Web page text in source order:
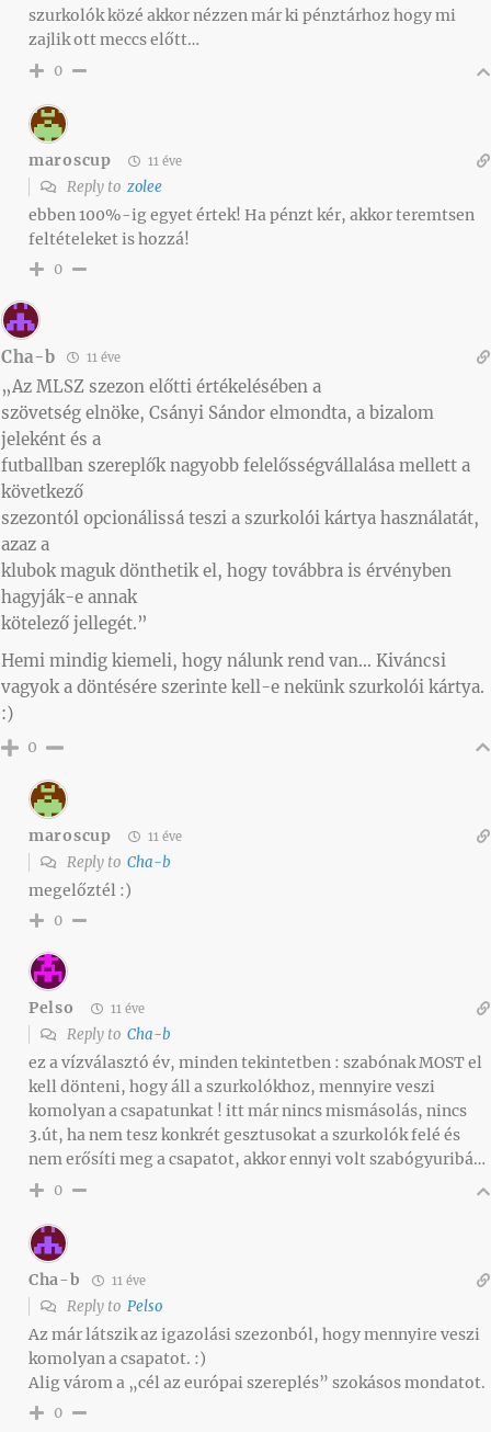
szurkolók közé akkor nézzen már ki pénztárhoz hogy mi
zajlik ott meccs előtt…
0
maroscup 11 éve
Reply to zolee
ebben 100%-ig egyet értek! Ha pénzt kér, akkor teremtsen
feltételeket is hozzá!
0
Cha-b 11 éve
„Az MLSZ szezon előtti értékelésében a
szövetség elnöke, Csányi Sándor elmondta, a bizalom
jeleként és a
futballban szereplők nagyobb felelősségvállalása mellett a
következő
szezontól opcionálissá teszi a szurkolói kártya használatát,
azaz a
klubok maguk dönthetik el, hogy továbbra is érvényben
hagyják-e annak
kötelező jellegét.”
Hemi mindig kiemeli, hogy nálunk rend van… Kiváncsi
vagyok a döntésére szerinte kell-e nekünk szurkolói kártya.
:)
0
maroscup 11 éve
Reply to Cha-b
megelőztél :)
0
Pelso 11 éve
Reply to Cha-b
ez a vízválasztó év, minden tekintetben : szabónak MOST el
kell dönteni, hogy áll a szurkolókhoz, mennyire veszi
komolyan a csapatunkat ! itt már nincs mismásolás, nincs
3.út, ha nem tesz konkrét gesztusokat a szurkolók felé és
nem erősíti meg a csapatot, akkor ennyi volt szabógyuribá…
0
Cha-b 11 éve
Reply to Pelso
Az már látszik az igazolási szezonból, hogy mennyire veszi
komolyan a csapatot. :)
Alig várom a „cél az európai szereplés” szokásos mondatot.
0